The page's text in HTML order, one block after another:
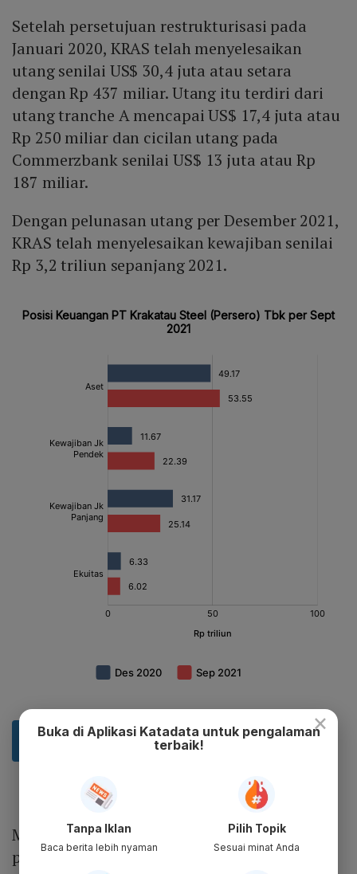
Setelah persetujuan restrukturisasi pada
Januari 2020, KRAS telah menyelesaikan
utang senilai US$ 30,4 juta atau setara
dengan Rp 437 miliar. Utang itu terdiri dari
utang tranche A mencapai US$ 17,4 juta atau
Rp 250 miliar dan cicilan utang pada
Commerzbank senilai US$ 13 juta atau Rp
187 miliar.
Dengan pelunasan utang per Desember 2021,
KRAS telah menyelesaikan kewajiban senilai
Rp 3,2 triliun sepanjang 2021.
Menteri BUMN Erick Thohir mengatakan
proses restrukturisasi tahap ketiga menjadi
×
Buka di Aplikasi Katadata untuk pengalaman
terbaik!
Tanpa Iklan
Baca berita lebih nyaman
Pilih Topik
Sesuai minat Anda